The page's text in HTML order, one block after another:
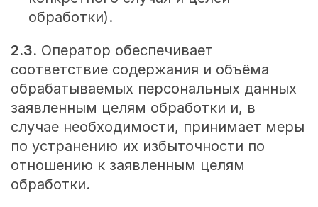
обработки).
2.3. Оператор обеспечивает
соответствие содержания и объёма
обрабатываемых персональных данных
заявленным целям обработки и, в
случае необходимости, принимает меры
по устранению их избыточности по
отношению к заявленным целям
обработки.